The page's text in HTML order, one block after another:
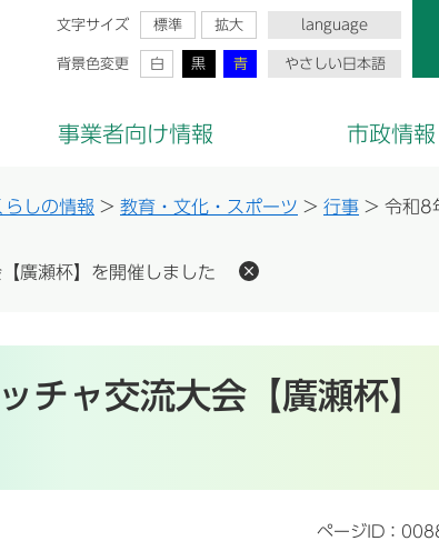
文字サイズ 標準 拡大
背景色変更 白 黒 青
language
やさしい日本語
事業者向け情報 市政情報
らしの情報 > 教育・文化・スポーツ > 行事 > 令和8
廣瀬杯】を開催しました
チャ交流大会【廣瀬杯】
ページID：